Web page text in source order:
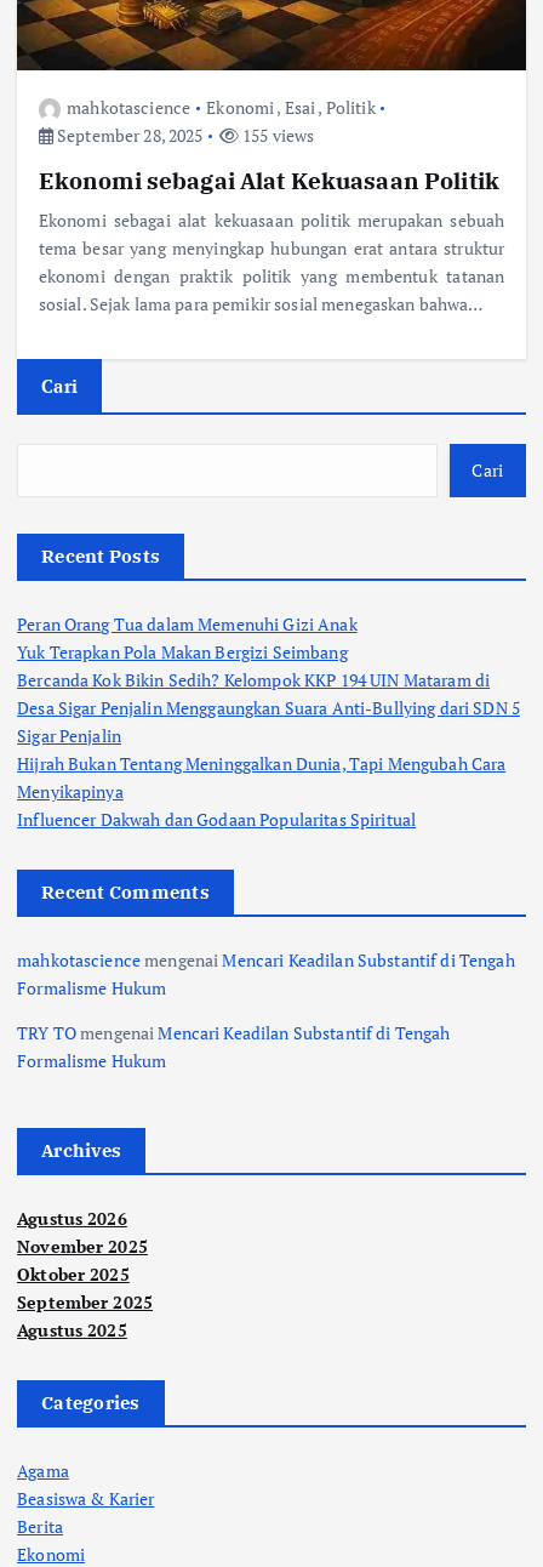
mahkotascience Ekonomi, Esai, Politik
September 28, 2025
155 views
Ekonomi sebagai Alat Kekuasaan Politik
Ekonomi sebagai alat kekuasaan politik merupakan sebuah
tema besar yang menyingkap hubungan erat antara struktur
ekonomi dengan praktik politik yang membentuk tatanan
sosial. Sejak lama para pemikir sosial menegaskan bahwa…
Cari
Cari
Recent Posts
Peran Orang Tua dalam Memenuhi Gizi Anak
Yuk Terapkan Pola Makan Bergizi Seimbang
Bercanda Kok Bikin Sedih? Kelompok KKP 194 UIN Mataram di
Desa Sigar Penjalin Menggaungkan Suara Anti-Bullying dari SDN 5
Sigar Penjalin
Hijrah Bukan Tentang Meninggalkan Dunia, Tapi Mengubah Cara
Menyikapinya
Influencer Dakwah dan Godaan Popularitas Spiritual
Recent Comments
mahkotasciencemengenaiMencari Keadilan Substantif di Tengah
Formalisme Hukum
TRY TOmengenaiMencari Keadilan Substantif di Tengah
Formalisme Hukum
Archives
Agustus 2026
November 2025
Oktober 2025
September 2025
Agustus 2025
Categories
Agama
Beasiswa & Karier
Berita
Ekonomi